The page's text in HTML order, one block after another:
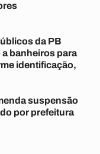
da PB
banheiros para
identificação,
suspensão
por prefeitura